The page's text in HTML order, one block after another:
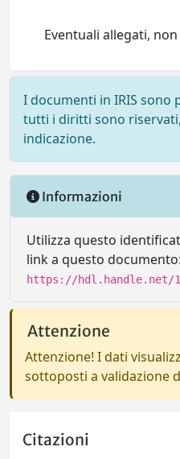
Eventuali allegati,
I documenti in IRIS
tutti i diritti sono
indicazione.
Informazioni
Utilizza questo
link a questo documento:
https://hdl.handle.net/
Attenzione
Attenzione! I dati
sottoposti a validazione
Citazioni